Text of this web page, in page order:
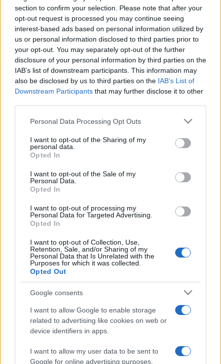
section to confirm your selection. Please note that after your
opt-out request is processed you may continue seeing
interest-based ads based on personal information utilized by
us or personal information disclosed to third parties prior to
your opt-out. You may separately opt-out of the further
disclosure of your personal information by third parties on the
IAB’s list of downstream participants. This information may
also be disclosed by us to third parties on the IAB’s List of
Downstream Participants that may further disclose it to other
Please note that this website/app uses one or more Google
not limited to your visit or usage behaviour. You may click to
grant or deny consent to Google and its third-party tags to
use your data for below specified purposes in below Google
consent section.
Personal Data Processing Opt Outs
I want to opt-out of the Sharing of my
personal data.
Opted In
I want to opt-out of the Sale of my
Personal Data.
Opted In
I want to opt-out of processing my
Personal Data for Targeted Advertising.
Opted In
I want to opt-out of Collection, Use,
Retention, Sale, and/or Sharing of my
Personal Data that Is Unrelated with the
Purposes for which it was collected.
Opted Out
Google consents
I want to allow Google to enable storage
related to advertising like cookies on web or
device identifiers in apps.
I want to allow my user data to be sent to
Google for online advertising purposes.
legmagasabb amerikai kitüntetéssel, a Kongresszusi
Aranyéremmel ismerte el a Carpathia kapitányának
hőstettét.
A Titanicon utazott három igen vagyonos amerikai
üzletember, John Jacob Astor – a hajó leggazdagabb utasa
–, valamint John Thayer és George Widener nagyvállalkozó
is. Mindhárman életüket vesztették a szerencsétlenségben,
de feleségeik megmenekültek, és Astor özvegye hármuk
nevében nem sokkal később egy 18 karátos aranyból
készült Tiffany & Co. zsebórát ajándékozott a Carpathia
Aldridge & Son nevű patinás angliai aukciósház, amely a
Titanichoz kötődő, legálisan forgalomba kerülő eredeti
emléktárgyak avatott értékbecslőjeként is világhírnévre tett
szert. A Carpathia kapitányának ajándékozott zsebóra 1,56
nem nevezett amerikai gyűjtő.
A Henry Aldridge & Son hangsúlyozta a licitről ismertetett
vasárnapi tájékoztatásában, hogy ez volt az eddigi
árverésen valaha kifizettek. Az előző aukciós rekordot is
egy arany zsebóra állította be: ez az óra John Jacob Astor
ruházatában, amikor holttestét néhány nappal a katasztrófa